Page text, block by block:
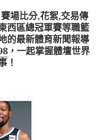
場比分,花絮,交易傳
西區總冠軍賽等職籃
的最新體育新聞報導
，一起掌握體壇世界
！